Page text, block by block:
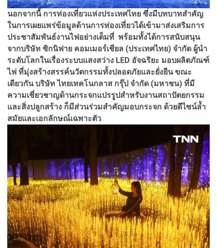
นอกจากนี้ การท่องเที่ยวแห่งประเทศไทย ซึ่งมีบทบาทสำคัญ
ในการเผยแพร่ข้อมูลด้านการท่องเที่ยวได้เข้ามาส่งเสริมการ
ประชาสัมพันธ์งานไฟอย่างเต็มที่ พร้อมทั้งได้การสนับสนุน
จากบริษัท ซิกนิฟาย คอมเมอร์เชียล (ประเทศไทย) จำกัด ผู้นำ
ระดับโลกในเรื่องระบบแสงสว่าง LED อัจฉริยะ มอบผลิตภัณฑ์
ไฟ ที่มุ่งสร้างสรรค์นวัตกรรมทั้งปลอดภัยและยั่งยืน ขณะ
เดียวกัน บริษัท ไทยเทคโนกลาส กรุ๊ป จำกัด (มหาชน) ที่มี
ความเชี่ยวชาญด้านกระจกแปรรูปสำหรับงานสถาปัตยกรรม
และสิ่งปลูกสร้าง ก็มีส่วนร่วมสำคัญมอบกระจก ด้วยดีไซน์ล้ำ
สมัยและเอกลักษณ์เฉพาะตัว